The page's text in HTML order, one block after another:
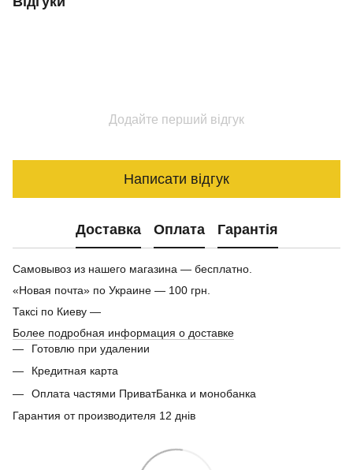
Додайте перший відгук
Написати відгук
Доставка Оплата Гарантія
Самовывоз из нашего магазина — бесплатно.
«Новая почта» по Украине — 100 грн.
Таксі по Киеву —
Более подробная информация о доставке
Готовлю при удалении
Кредитная карта
Оплата частями ПриватБанка и монобанка
Гарантия от производителя 12 днів